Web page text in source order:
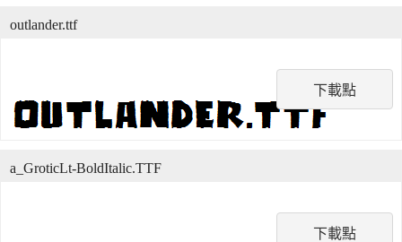
下載點
outlander.ttf
下載點
a_GroticLt-BoldItalic.TTF